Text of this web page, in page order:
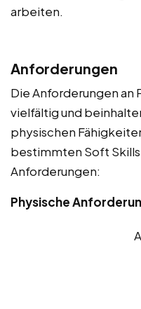
arbeiten.
Anforderungen
Die Anforderungen an
vielfältig und
physischen
bestimmten Soft
Anforderungen:
Physische